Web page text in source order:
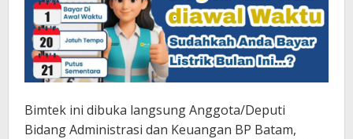
Bimtek ini dibuka langsung Anggota/Deputi
Bidang Administrasi dan Keuangan BP Batam,